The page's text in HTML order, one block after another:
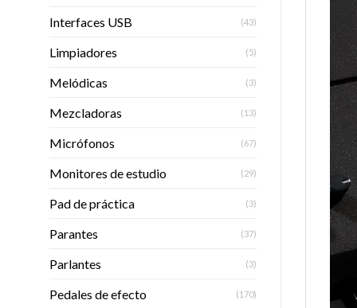
Interfaces USB (43)
Limpiadores (5)
Melódicas (3)
Mezcladoras (13)
Micrófonos (67)
Monitores de estudio (29)
Pad de práctica (3)
Parantes (37)
Parlantes (3)
Pedales de efecto (170)